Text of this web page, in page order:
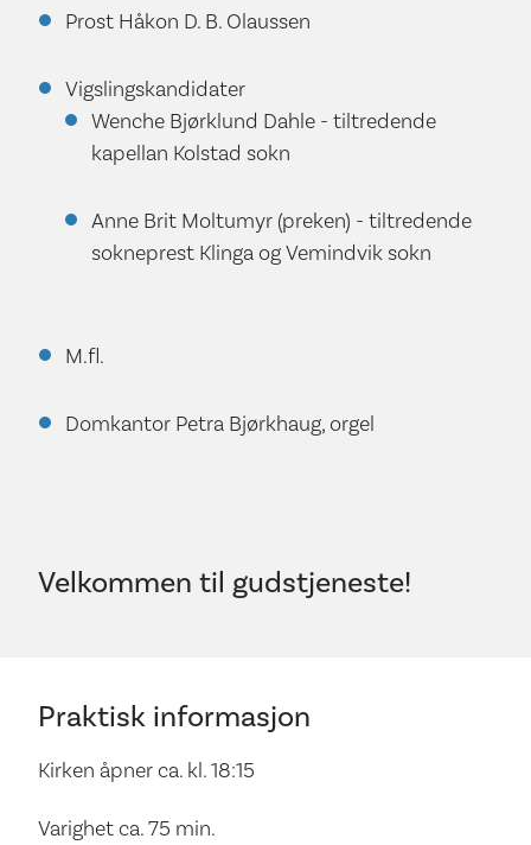
Prost Håkon D. B. Olaussen
Vigslingskandidater
Wenche Bjørklund Dahle - tiltredende
kapellan Kolstad sokn
Anne Brit Moltumyr (preken) - tiltredende
sokneprest Klinga og Vemindvik sokn
M.fl.
Domkantor Petra Bjørkhaug, orgel
Velkommen til gudstjeneste!
Praktisk informasjon
Kirken åpner ca. kl. 18:15
Varighet ca. 75 min.